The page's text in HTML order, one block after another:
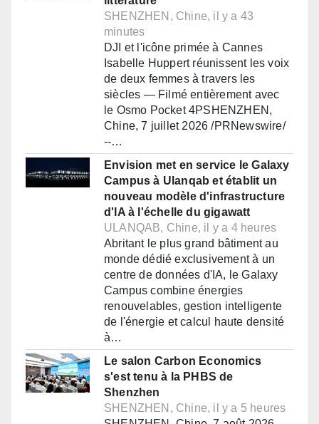
SHENZHEN, Chine, il y a 43
minutes
DJI et l'icône primée à Cannes
Isabelle Huppert réunissent les voix
de deux femmes à travers les
siècles — Filmé entièrement avec
le Osmo Pocket 4PSHENZHEN,
Chine, 7 juillet 2026 /PRNewswire/
--…
Envision met en service le Galaxy
Campus à Ulanqab et établit un
nouveau modèle d'infrastructure
d'IA à l'échelle du gigawatt
ULANQAB, Chine, il y a 4 heures
Abritant le plus grand bâtiment au
monde dédié exclusivement à un
centre de données d'IA, le Galaxy
Campus combine énergies
renouvelables, gestion intelligente
de l'énergie et calcul haute densité
à…
Le salon Carbon Economics
s'est tenu à la PHBS de
Shenzhen
SHENZHEN, Chine, il y a 5 heures